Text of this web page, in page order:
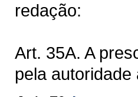
redação:
Art. 35A. A
pela